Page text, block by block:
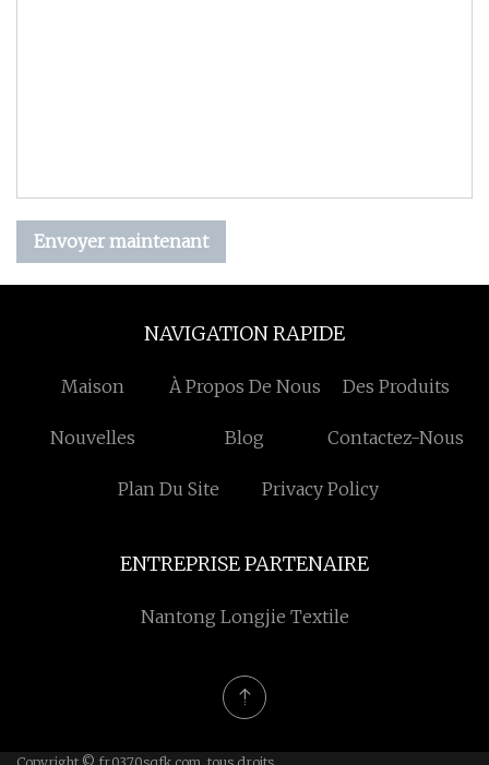
Envoyer maintenant
NAVIGATION RAPIDE
Maison À Propos De Nous Des Produits
Nouvelles Blog Contactez-Nous
Plan Du Site Privacy Policy
ENTREPRISE PARTENAIRE
Nantong Longjie Textile